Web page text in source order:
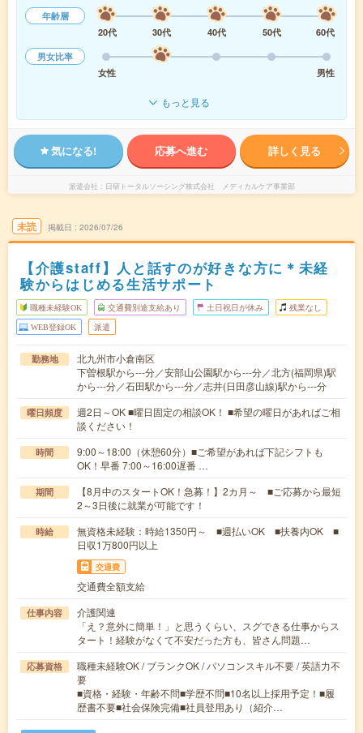
年齢層
20代
30代 40代 50代
60代
男女比率
女性
男性
もっと見る
気になる! 応募へ進む 詳しく見る
派遣会社 日研トータルソーシング株式会社 メディカルケア事業部
未読 掲載日 2026/07/26
【介護staff】人と話すのが好きな方に＊未経
験からはじめる生活サポート
職種未経験OK 交通費別途支給あり 土日祝日が休み 残業なし
WEB登録OK 派遣
勤務地
北九州市小倉南区
下曽根駅から---分／安部山公園駅から---分／北方(福岡県)駅
から---分／石田駅から---分／志井(日田彦山線)駅から---分
曜日頻度
週2日～OK ■曜日固定の相談OK！ ■希望の曜日があればご相
談ください！
時間
9:00～18:00（休憩60分）■ご希望があれば下記シフトも
OK！早番 7:00～16:00遅番 …
期間
【8月中のスタートOK！急募！】2カ月～ ■ご応募から最短
2～3日後に就業が可能です！
時給
無資格未経験：時給1350円～ ■週払いOK ■扶養内OK ■
日収1万800円以上
交通費
交通費全額支給
仕事内容
介護関連
「え？意外に簡単！」と思うくらい、スグできる仕事からス
タート！経験がなくて不安だった方も、皆さん問題…
応募資格
職種未経験OK / ブランクOK / パソコンスキル不要 / 英語力不
要
■資格・経験・年齢不問■学歴不問■10名以上採用予定！■履
歴書不要■社会保険完備■社員登用あり（紹介…